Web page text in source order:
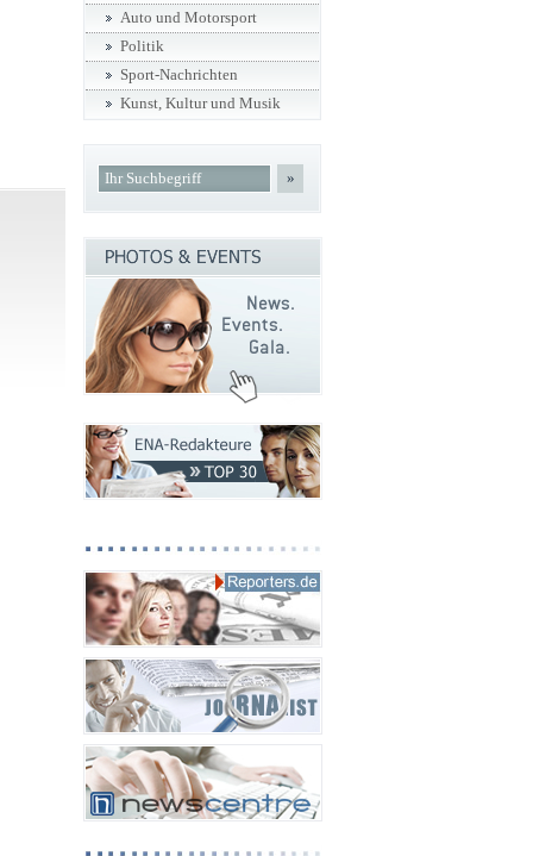
Auto und Motorsport
Politik
Sport-Nachrichten
Kunst, Kultur und Musik
»